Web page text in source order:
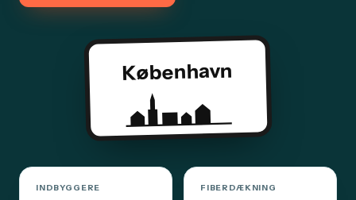
København
INDBYGGERE FIBERDÆKNING